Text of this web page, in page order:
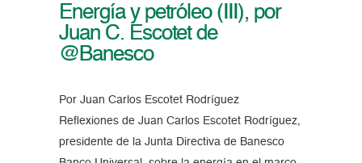
Energía y petróleo (III), por
Juan C. Escotet de
@Banesco
Por Juan Carlos Escotet Rodríguez
Reflexiones de Juan Carlos Escotet Rodríguez,
presidente de la Junta Directiva de Banesco